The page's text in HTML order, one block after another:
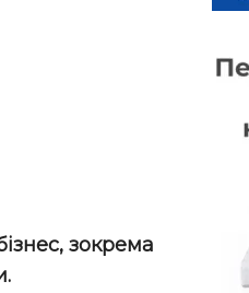
зокрема